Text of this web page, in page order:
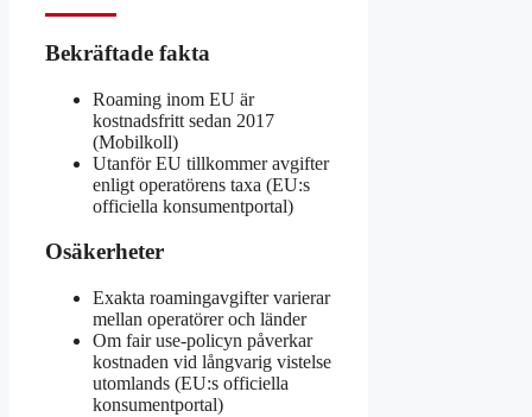
Bekräftade fakta
Roaming inom EU är
kostnadsfritt sedan 2017
(Mobilkoll)
Utanför EU tillkommer avgifter
enligt operatörens taxa (EU:s
officiella konsumentportal)
Osäkerheter
Exakta roamingavgifter varierar
mellan operatörer och länder
Om fair use-policyn påverkar
kostnaden vid långvarig vistelse
utomlands (EU:s officiella
konsumentportal)